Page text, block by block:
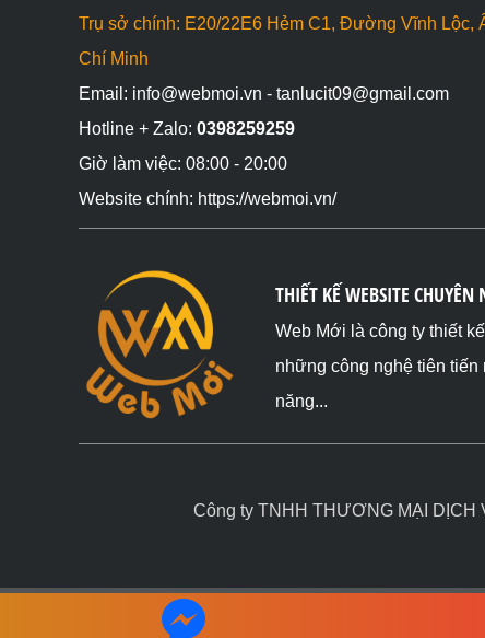
Trụ sở chính: E20/22E6 Hẻm C1, Đường Vĩnh Lộc,
Chí Minh
Email: info@webmoi.vn - tanlucit09@gmail.com
Hotline + Zalo: 0398259259
Giờ làm việc: 08:00 - 20:00
Website chính: https://webmoi.vn/
THIẾT KẾ WEBSITE
Web Mới là công ty thiết
những công nghệ tiên
năng...
Công ty TNHH THƯƠNG MẠI DỊCH